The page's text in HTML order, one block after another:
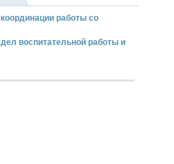
работы со
воспитательной работы и